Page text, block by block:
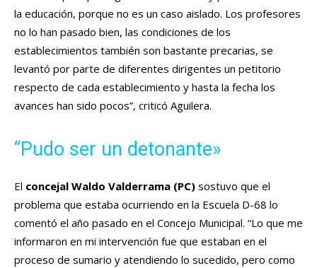
la educación, porque no es un caso aislado. Los profesores
no lo han pasado bien, las condiciones de los
establecimientos también son bastante precarias, se
levantó por parte de diferentes dirigentes un petitorio
respecto de cada establecimiento y hasta la fecha los
avances han sido pocos”, criticó Aguilera.
“Pudo ser un detonante»
El concejal Waldo Valderrama (PC) sostuvo que el
problema que estaba ocurriendo en la Escuela D-68 lo
comentó el año pasado en el Concejo Municipal. “Lo que me
informaron en mi intervención fue que estaban en el
proceso de sumario y atendiendo lo sucedido, pero como